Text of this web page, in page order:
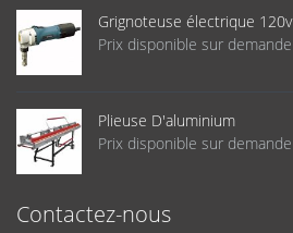
Grignoteuse électrique 120v
Prix disponible sur demande
Plieuse D'aluminium
Prix disponible sur demande
Contactez-nous